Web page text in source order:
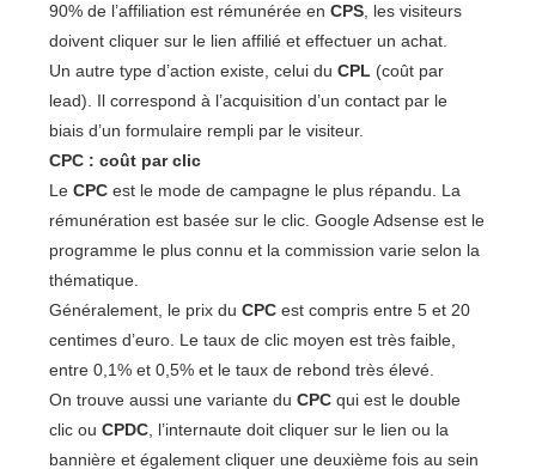
90% de l’affiliation est rémunérée enCPS, les visiteurs
doivent cliquer sur le lien affilié et effectuer un achat.
Un autre type d’action existe, celui duCPL (coût par
lead). Il correspond à l’acquisition d’un contact par le
biais d’un formulaire rempli par le visiteur.
CPC : coût par clic
LeCPC est le mode de campagne le plus répandu. La
rémunération est basée sur le clic. Google Adsense est le
programme le plus connu et la commission varie selon la
thématique.
Généralement, le prix duCPC est compris entre 5 et 20
centimes d’euro. Le taux de clic moyen est très faible,
entre 0,1% et 0,5% et le taux de rebond très élevé.
On trouve aussi une variante duCPC qui est le double
clic ouCPDC, l’internaute doit cliquer sur le lien ou la
bannière et également cliquer une deuxième fois au sein